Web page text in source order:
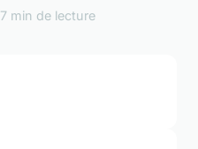
7 min de lecture